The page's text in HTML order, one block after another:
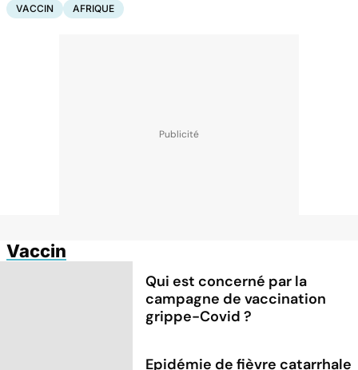
VACCIN AFRIQUE
Vaccin
Qui est concerné par la
campagne de vaccination
grippe-Covid ?
Epidémie de fièvre catarrhale